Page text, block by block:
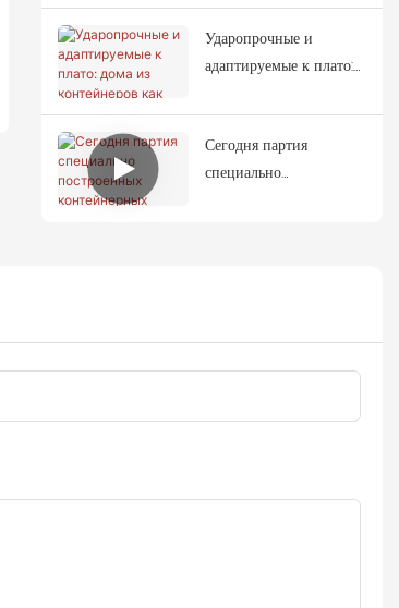
заказ на контейнерные
дома.
Ударопрочные и
адаптируемые к плато:
как идеальное убежище
для зон, пострадавших
от землетрясений.
Сегодня партия
специально